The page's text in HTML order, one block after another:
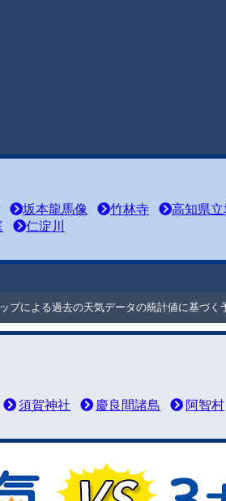
坂本龍馬像 竹林寺 高知県
仁淀川
による過去の天気データの統計値に基づく
須賀神社 慶良間諸島 阿智村